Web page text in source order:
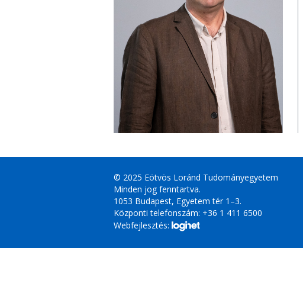
© 2025 Eötvös Loránd Tudományegyetem
Minden jog fenntartva.
1053 Budapest, Egyetem tér 1–3.
Központi telefonszám: +36 1 411 6500
Webfejlesztés: